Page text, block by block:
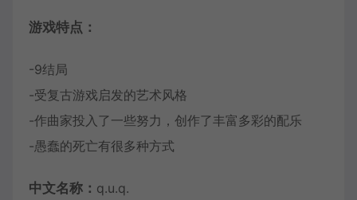
游戏特点：
-9结局
-受复古游戏启发的艺术风格
-作曲家投入了一些努力，创作了丰富多彩的配乐
-愚蠢的死亡有很多种方式
中文名称： q.u.q.